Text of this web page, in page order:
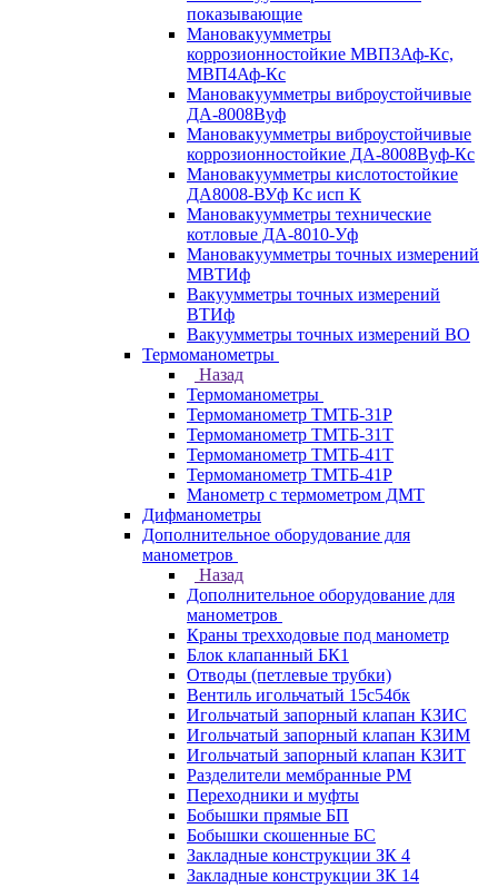
показывающие
Мановакуумметры
коррозионностойкие МВП3Аф-Кс,
МВП4Аф-Кс
Мановакуумметры виброустойчивые
ДА-8008Вуф
Мановакуумметры виброустойчивые
коррозионностойкие ДА-8008Вуф-Кс
Мановакуумметры кислотостойкие
ДА8008-ВУф Кс исп К
Мановакуумметры технические
котловые ДА-8010-Уф
Мановакуумметры точных измерений
МВТИф
Вакуумметры точных измерений
ВТИф
Вакуумметры точных измерений ВО
Термоманометры
Назад
Термоманометры
Термоманометр ТМТБ-31Р
Термоманометр ТМТБ-31Т
Термоманометр ТМТБ-41Т
Термоманометр ТМТБ-41Р
Манометр с термометром ДМТ
Дифманометры
Дополнительное оборудование для
манометров
Назад
Дополнительное оборудование для
манометров
Краны трехходовые под манометр
Блок клапанный БК1
Отводы (петлевые трубки)
Вентиль игольчатый 15с54бк
Игольчатый запорный клапан КЗИС
Игольчатый запорный клапан КЗИМ
Игольчатый запорный клапан КЗИТ
Разделители мембранные РМ
Переходники и муфты
Бобышки прямые БП
Бобышки скошенные БС
Закладные конструкции ЗК 4
Закладные конструкции ЗК 14